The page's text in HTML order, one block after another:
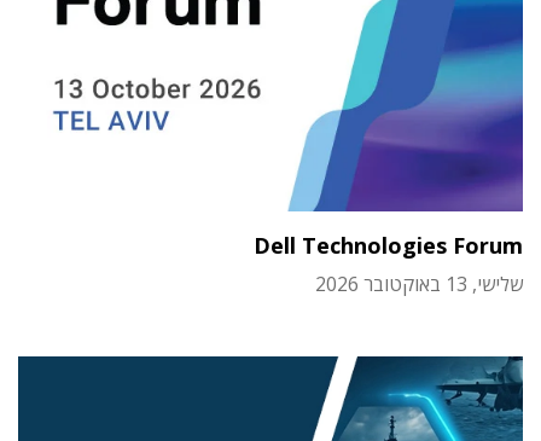
Dell Technologies Forum
שלישי, 13 באוקטובר 2026